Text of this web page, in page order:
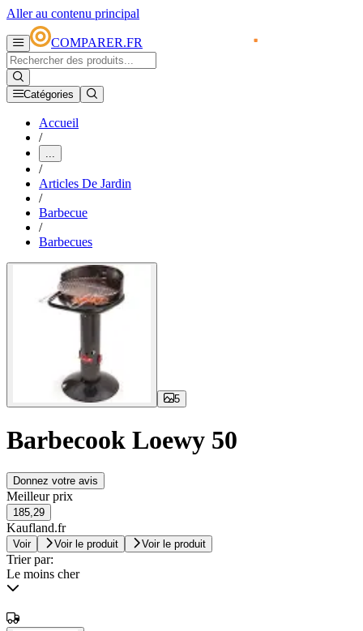
Aller au contenu principal
COMPARER.FR
Catégories
Accueil
/
...
/
Articles De Jardin
/
Barbecue
/
Barbecues
5
Barbecook Loewy 50
Donnez votre avis
Meilleur prix
185,29
Kaufland.fr
Voir Voir le produit Voir le produit
Trier par:
Le moins cher